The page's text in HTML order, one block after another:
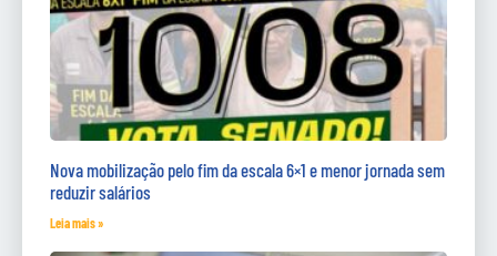
Nova mobilização pelo fim da escala 6×1 e menor jornada sem
reduzir salários
Leia mais »